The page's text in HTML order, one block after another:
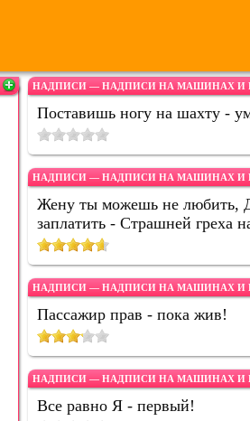
НАДПИСИ — НАДПИСИ НА МАШИНАХ И
Поставишь ногу на шахту -
НАДПИСИ — НАДПИСИ НА МАШИНАХ И
Жену ты можешь не любить,
заплатить - Страшней греха
НАДПИСИ — НАДПИСИ НА МАШИНАХ И
Пассажир прав - пока жив!
НАДПИСИ — НАДПИСИ НА МАШИНАХ И
Все равно Я - первый!